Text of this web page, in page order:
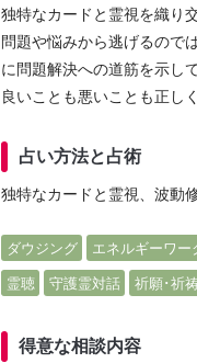
独特なカードと霊視を織り
問題や悩みから逃げるので
に問題解決への道筋を示し
良いことも悪いことも正し
占い方法と占術
独特なカードと霊視、波動
ダウジング エネルギーワー
霊聴 守護霊対話 祈願･祈
得意な相談内容